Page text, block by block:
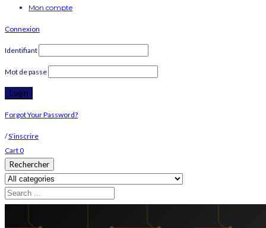
Mon compte
Connexion
Identifiant
Mot de passe
Forgot Your Password?
/S’inscrire
Cart0
Rechercher